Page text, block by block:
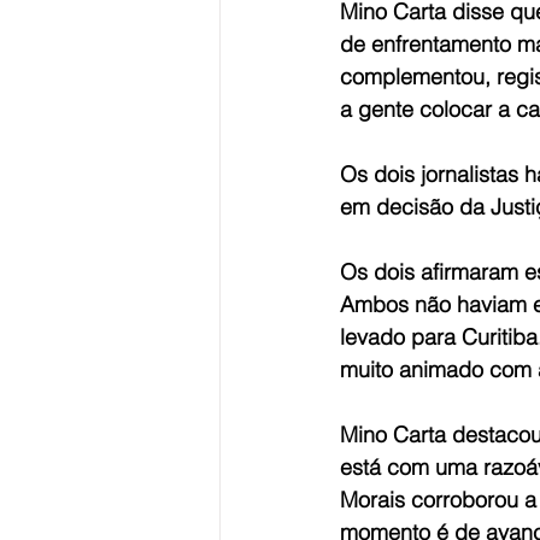
Mino Carta disse
de enfrentamento
complementou,
a gente colocar a
Os dois jornalistas
em decisão da
Os dois afirmaram
Ambos não haviam
levado para
muito animado
Mino Carta
está com uma
Morais corroborou
momento é de